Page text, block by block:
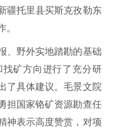
疆托里县买斯克孜勒东
。
野外实地踏勘的基础
找矿方向进行了充分研
了具体建议。毛景文院
担国家铬矿资源勘查任
神表示高度赞赏，对项